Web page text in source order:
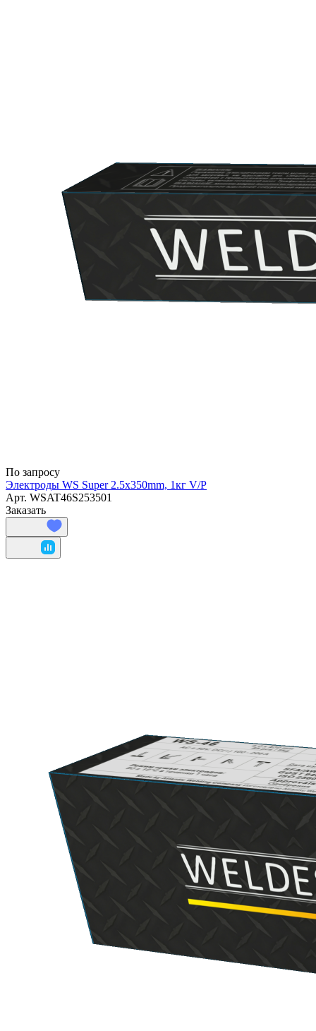
По запросу
Электроды WS Super 2.5х350mm, 1кг V/P
Арт. WSAT46S253501
Заказать